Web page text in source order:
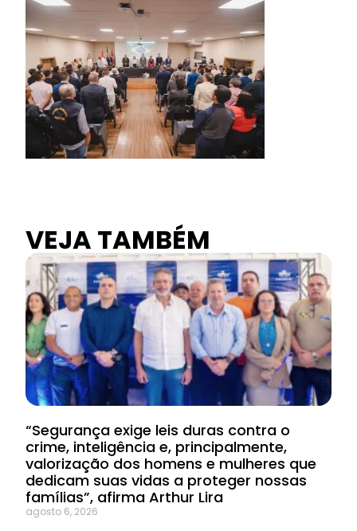
VEJA TAMBÉM
“Segurança exige leis duras contra o
crime, inteligência e, principalmente,
valorização dos homens e mulheres que
dedicam suas vidas a proteger nossas
famílias”, afirma Arthur Lira
agosto 6, 2026